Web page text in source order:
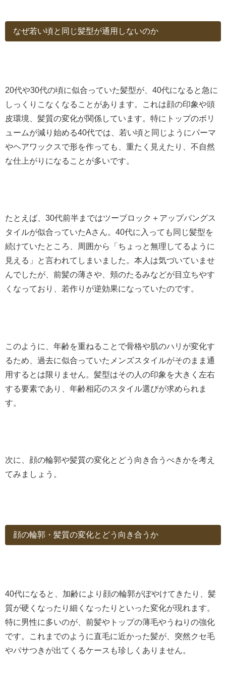
なぜ若い頃と同じ髪型が通用しないのか
20代や30代の頃に似合っていた髪型が、40代になると急に
しっくりこなくなることがあります。これは顔の印象や頭
皮環境、髪質の変化が関係しています。特にトップのボリ
ュームが減り始める40代では、若い頃と同じようにパーマ
やヘアワックスで形を作っても、重たく見えたり、不自然
な仕上がりになることが多いです。
たとえば、30代前半まではツーブロック＋アップバングス
タイルが似合っていたAさん。40代に入っても同じ髪型を
続けていたところ、周囲から「ちょっと無理してるように
見える」と言われてしまいました。本人は気づいていませ
んでしたが、前髪の薄さや、頬のたるみなどが目立ちやす
くなっており、若作りが逆効果になっていたのです。
このように、年齢を重ねることで骨格や肌のハリが変化す
るため、過去に似合っていたメンズスタイルがそのまま通
用するとは限りません。髪型はその人の印象を大きく左右
する要素であり、年齢相応のスタイル選びが求められま
す。
次に、顔の輪郭や髪質の変化とどう向き合うべきかを考え
てみましょう。
顔の輪郭・髪質の変化とどう向き合うか
40代になると、加齢により顔の輪郭がぼやけてきたり、髪
質が硬くなったり細くなったりといった変化が現れます。
特に男性に多いのが、前髪やトップの薄毛やうねりの強化
です。これまでのように直毛に近かった髪が、突然クセ毛
やパサつきが出てくるケースも珍しくありません。